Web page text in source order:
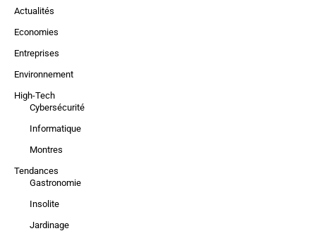
Actualités
Economies
Entreprises
Environnement
High-Tech
Cybersécurité
Informatique
Montres
Tendances
Gastronomie
Insolite
Jardinage